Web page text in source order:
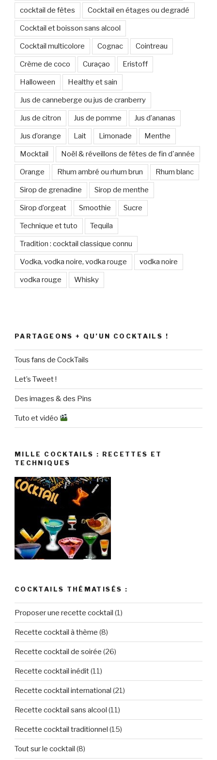
cocktail de fêtes Cocktail en étages ou degradé
Cocktail et boisson sans alcool
Cocktail multicolore Cognac Cointreau
Crème de coco Curaçao Eristoff
Halloween Healthy et sain
Jus de canneberge ou jus de cranberry
Jus de citron Jus de pomme Jus d’ananas
Jus d’orange Lait Limonade Menthe
Mocktail Noël & réveillons de fêtes de fin d'année
Orange Rhum ambré ou rhum brun Rhum blanc
Sirop de grenadine Sirop de menthe
Sirop d’orgeat Smoothie Sucre
Technique et tuto Tequila
Tradition : cocktail classique connu
Vodka, vodka noire, vodka rouge vodka noire
vodka rouge Whisky
PARTAGEONS + QU’UN COCKTAILS !
Tous fans de CockTails
Let’s Tweet !
Des images & des Pins
Tuto et vidéo
MILLE COCKTAILS : RECETTES ET
TECHNIQUES
COCKTAILS THÉMATISÉS :
Proposer une recette cocktail (1)
Recette cocktail à thème (8)
Recette cocktail de soirée (26)
Recette cocktail inédit(11)
Recette cocktail international (21)
Recette cocktail sans alcool (11)
Recette cocktail traditionnel (15)
Tout sur le cocktail (8)